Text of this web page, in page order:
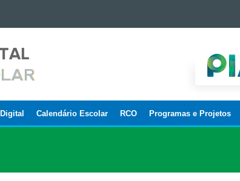
Calendário Escolar RCO Programas e Projetos